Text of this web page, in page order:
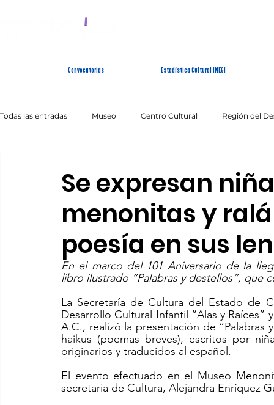
Convocatorias Estadística Cultural INEGI
Todas las entradas Museo Centro Cultural Región del
Se expresan
menonitas y
poesía en sus
En el marco del 101 Aniversario de la
libro ilustrado “Palabras y destellos”, que
La Secretaría de Cultura del Estado de
Desarrollo Cultural Infantil “Alas y
A.C., realizó la presentación de
haikus (poemas breves), escritos por
originarios y traducidos al español.
El evento efectuado en el Museo
secretaria de Cultura, Alejandra Enríquez